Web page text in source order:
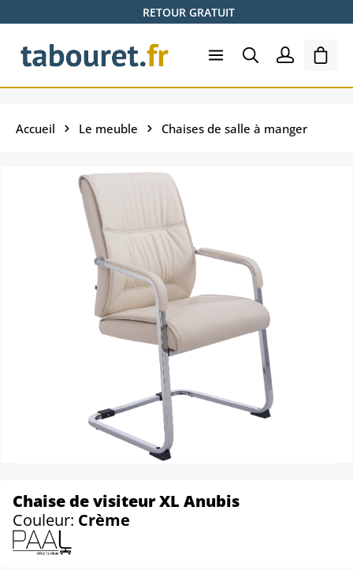
Passer au contenu principalRETOUR GRATUIT
Le
Accueil Le meuble Chaises de salle à manger
Chaise de visiteur XL Anubis
Couleur: Crème